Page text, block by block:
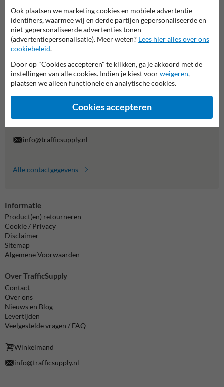
Betaling achteraf
is mogelijk
Neem contact met ons op
Wij zijn op werkdagen (van 8.00 tot 17.00) te bereiken op 038-
Vragen? Stuur een e-mail naarinfo@trafficsupply.nl
formulier in en we reageren zo spoedig mogelijk.
info@trafficsupply.nl
Alle contactgegevens
Informatie
Product(en) retourneren
Cookie / Privacy
Disclaimer
Sitemap
Algemene Voorwaarden
Over TrafficSupply
Contact
Over ons
Nieuws en Blog
Levertijden
Veelgestelde vragen / FAQ
Winkelmand
info@trafficsupply.nl
Ook plaatsen we marketing cookies en mobiele advertentie-
identifiers, waarmee wij en derde partijen gepersonaliseerde en
niet-gepersonaliseerde advertenties tonen
(advertentiepersonalisatie). Meer weten? Lees hier alles over ons
cookiebeleid.
Door op "Cookies accepteren" te klikken, ga je akkoord met de
instellingen van alle cookies. Indien je kiest voorweigeren,
plaatsen we alleen functionele en analytische cookies.
Cookies accepteren